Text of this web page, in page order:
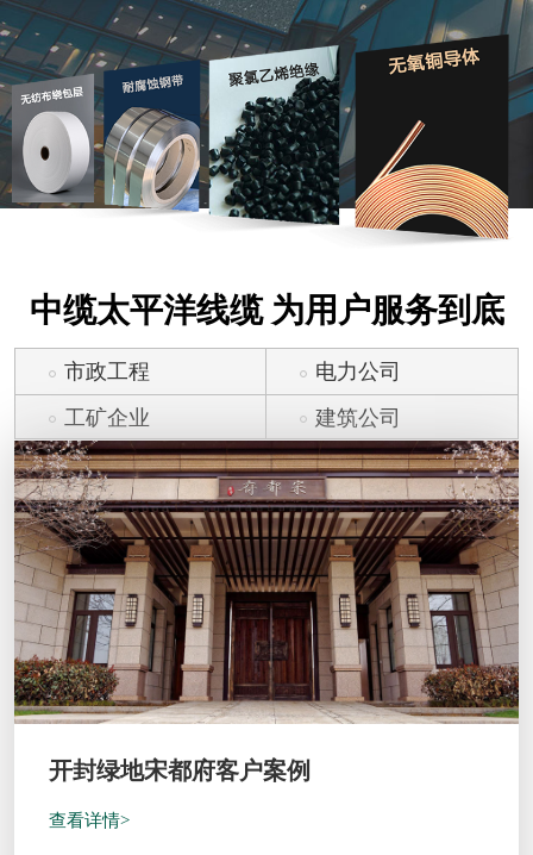
中缆太平洋线缆 为用户服务到底
市政工程
电力公司
工矿企业
建筑公司
开封绿地宋都府客户案例
查看详情>